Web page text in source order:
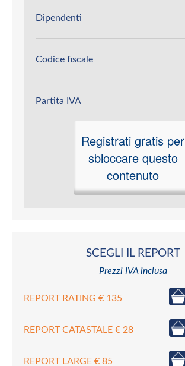
Dipendenti
Codice fiscale
Partita IVA
Registrati gratis per
sbloccare questo
contenuto
SCEGLI IL REPORT
Prezzi IVA inclusa
REPORT RATING € 135
REPORT CATASTALE € 28
REPORT LARGE € 85